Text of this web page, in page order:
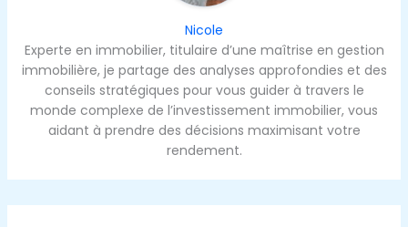
Nicole
Experte en immobilier, titulaire d’une maîtrise en gestion
immobilière, je partage des analyses approfondies et des
conseils stratégiques pour vous guider à travers le
monde complexe de l’investissement immobilier, vous
aidant à prendre des décisions maximisant votre
rendement.